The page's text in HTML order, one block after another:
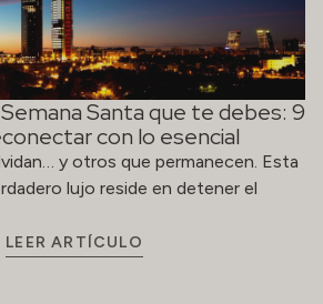
Cuina Oberta 2026
Valencia!Del 9–19 de Abril de 2026 ,
gastronómica única en
Mar 🌿Nuestro…
LEER ARTÍCULO